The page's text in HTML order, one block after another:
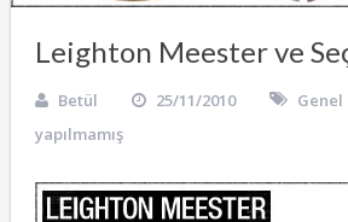
Leighton Meester ve
Betül 25/11/2010 Genel
yapılmamış